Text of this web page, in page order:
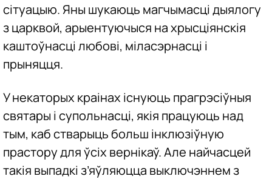
сітуацыю. Яны шукаюць магчымасці дыялогу
з царквой, арыентуючыся на хрысціянскія
каштоўнасці любові, міласэрнасці і
прыняцця.
У некаторых краінах існуюць прагрэсіўныя
святары і супольнасці, якія працуюць над
тым, каб стварыць больш інклюзіўную
прастору для ўсіх вернікаў. Але найчасцей
такія выпадкі з’яўляюцца выключэннем з